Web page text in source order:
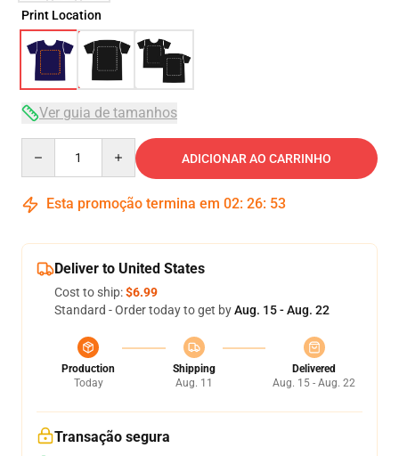
Print Location
Ver guia de tamanhos
ADICIONAR AO CARRINHO
Esta promoção termina em 02: 26: 51
Deliver to United States
Cost to ship:$6.99
Standard - Order today to get byAug. 15 - Aug. 22
Production
Today
Shipping
Aug. 11
Delivered
Aug. 15 - Aug. 22
Transação segura